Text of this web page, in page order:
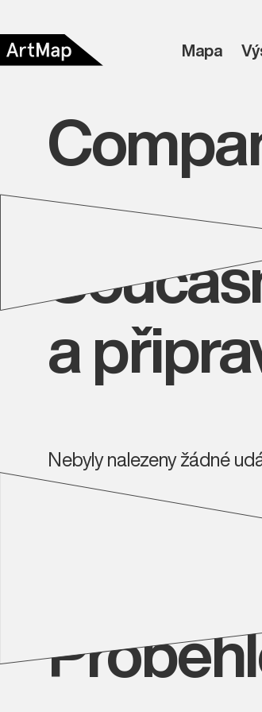
Mapa
a
Nebyly nalezeny žádné